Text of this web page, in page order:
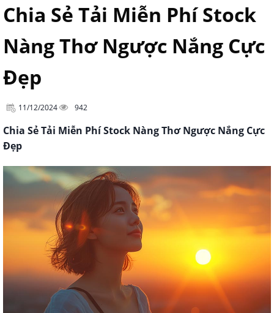
Chia Sẻ Tải Miễn Phí Stock
Nàng Thơ Ngược Nắng Cực
Đẹp
11/12/2024 942
Chia Sẻ Tải Miễn Phí Stock Nàng Thơ Ngược Nắng Cực
Đẹp